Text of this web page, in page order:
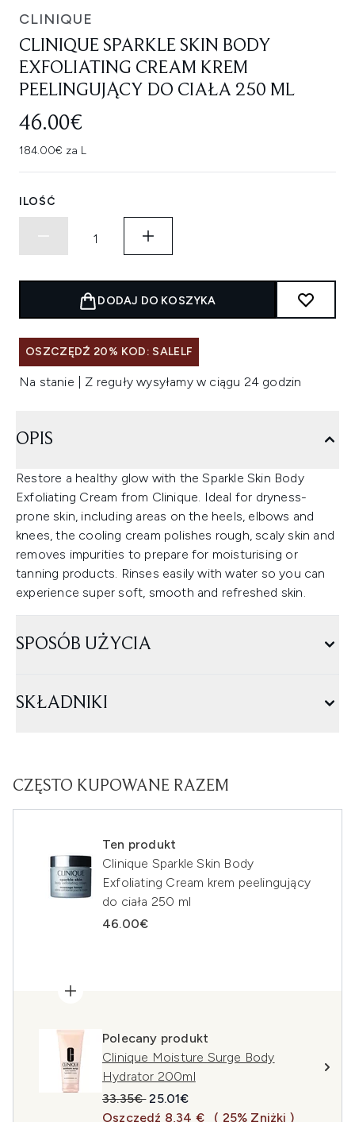
CLINIQUE
CLINIQUE SPARKLE SKIN BODY
EXFOLIATING CREAM KREM
PEELINGUJĄCY DO CIAŁA 250 ML
46.00€
184.00€ za L
ILOŚĆ
DODAJ DO KOSZYKA
OSZCZĘDŹ 20% KOD: SALELF
Na stanie | Z reguły wysyłamy w ciągu 24 godzin
OPIS
Restore a healthy glow with the Sparkle Skin Body
Exfoliating Cream from Clinique. Ideal for dryness-
prone skin, including areas on the heels, elbows and
knees, the cooling cream polishes rough, scaly skin and
removes impurities to prepare for moisturising or
tanning products. Rinses easily with water so you can
experience super soft, smooth and refreshed skin.
SPOSÓB UŻYCIA
SKŁADNIKI
CZĘSTO KUPOWANE RAZEM
Ten produkt
Clinique Sparkle Skin Body
Exfoliating Cream krem peelingujący
do ciała 250 ml
46.00€
Polecany produkt
Clinique Moisture Surge Body
Hydrator 200ml
Sugerowana cena detaliczna:
33.35€Aktualna cena:
25.01€
Oszczędź 8,34 €
( 25% Zniżki )